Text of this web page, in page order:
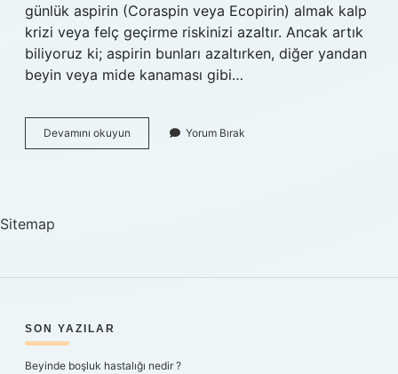
günlük aspirin (Coraspin veya Ecopirin) almak kalp
krizi veya felç geçirme riskinizi azaltır. Ancak artık
biliyoruz ki; aspirin bunları azaltırken, diğer yandan
beyin veya mide kanaması gibi…
Devamını okuyun
Aspirin
Yorum Bırak
Sitemap
SIDEBAR
SON YAZILAR
Beyinde boşluk hastalığı nedir ?